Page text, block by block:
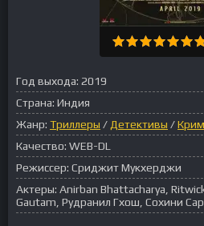
Год выхода: 2019
Страна: Индия
Жанр: Триллеры / Детективы /
Качество: WEB-DL
Режиссер: Сриджит Мукхерджи
Актеры: Anirban Bhattacharya,
Gautam, Рудранил Гхош, Сохини